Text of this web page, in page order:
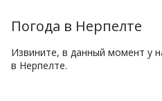
Погода в Нерпелте
Извините, в данный момент у
в Нерпелте.